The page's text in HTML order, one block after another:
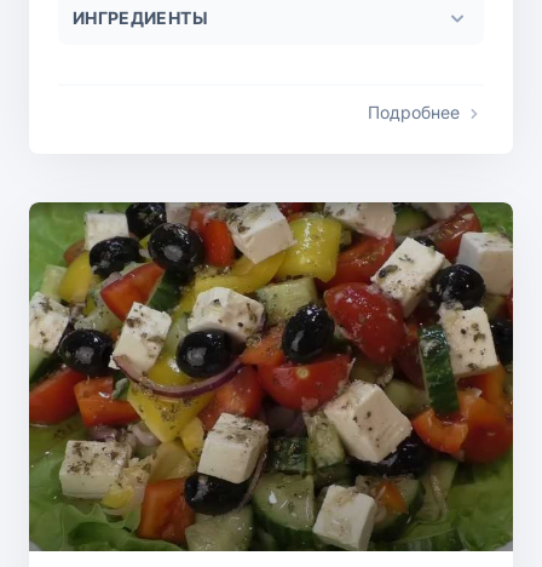
ИНГРЕДИЕНТЫ
Подробнее